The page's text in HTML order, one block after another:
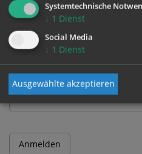
Benutzername
Passwort
Systemtechnische
↓ 1 Dienst
Social Media
↓ 1 Dienst
Ausgewählte akzeptieren